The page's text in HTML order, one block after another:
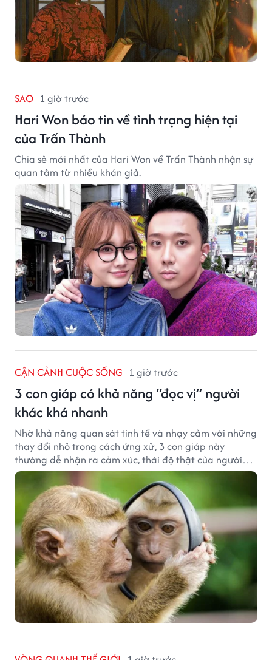
SAO 1 giờ trước
Hari Won báo tin về tình trạng hiện tại
của Trấn Thành
Chia sẻ mới nhất của Hari Won về Trấn Thành nhận sự
quan tâm từ nhiều khán giả.
CẬN CẢNH CUỘC SỐNG 1 giờ trước
3 con giáp có khả năng “đọc vị” người
khác khá nhanh
Nhờ khả năng quan sát tinh tế và nhạy cảm với những
thay đổi nhỏ trong cách ứng xử, 3 con giáp này
thường dễ nhận ra cảm xúc, thái độ thật của người
đối diện.